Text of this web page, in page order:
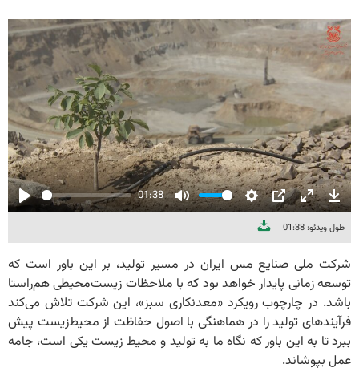
طول ویدئو: 01:38
Play
01:38
Mute Settings
PIP Enter
شرکت ملی صنایع مس ایران در مسیر تولید، بر این باور است که
توسعه زمانی پایدار خواهد بود که با ملاحظات زیست‌محیطی هم‌راستا
باشد. در چارچوب رویکرد «معدنکاری سبز»، این شرکت تلاش می‌کند
فرآیندهای تولید را در هماهنگی با اصول حفاظت از محیط‌زیست پیش
ببرد تا به این باور که نگاه ما به تولید و محیط زیست یکی است، جامه
عمل بپوشاند.